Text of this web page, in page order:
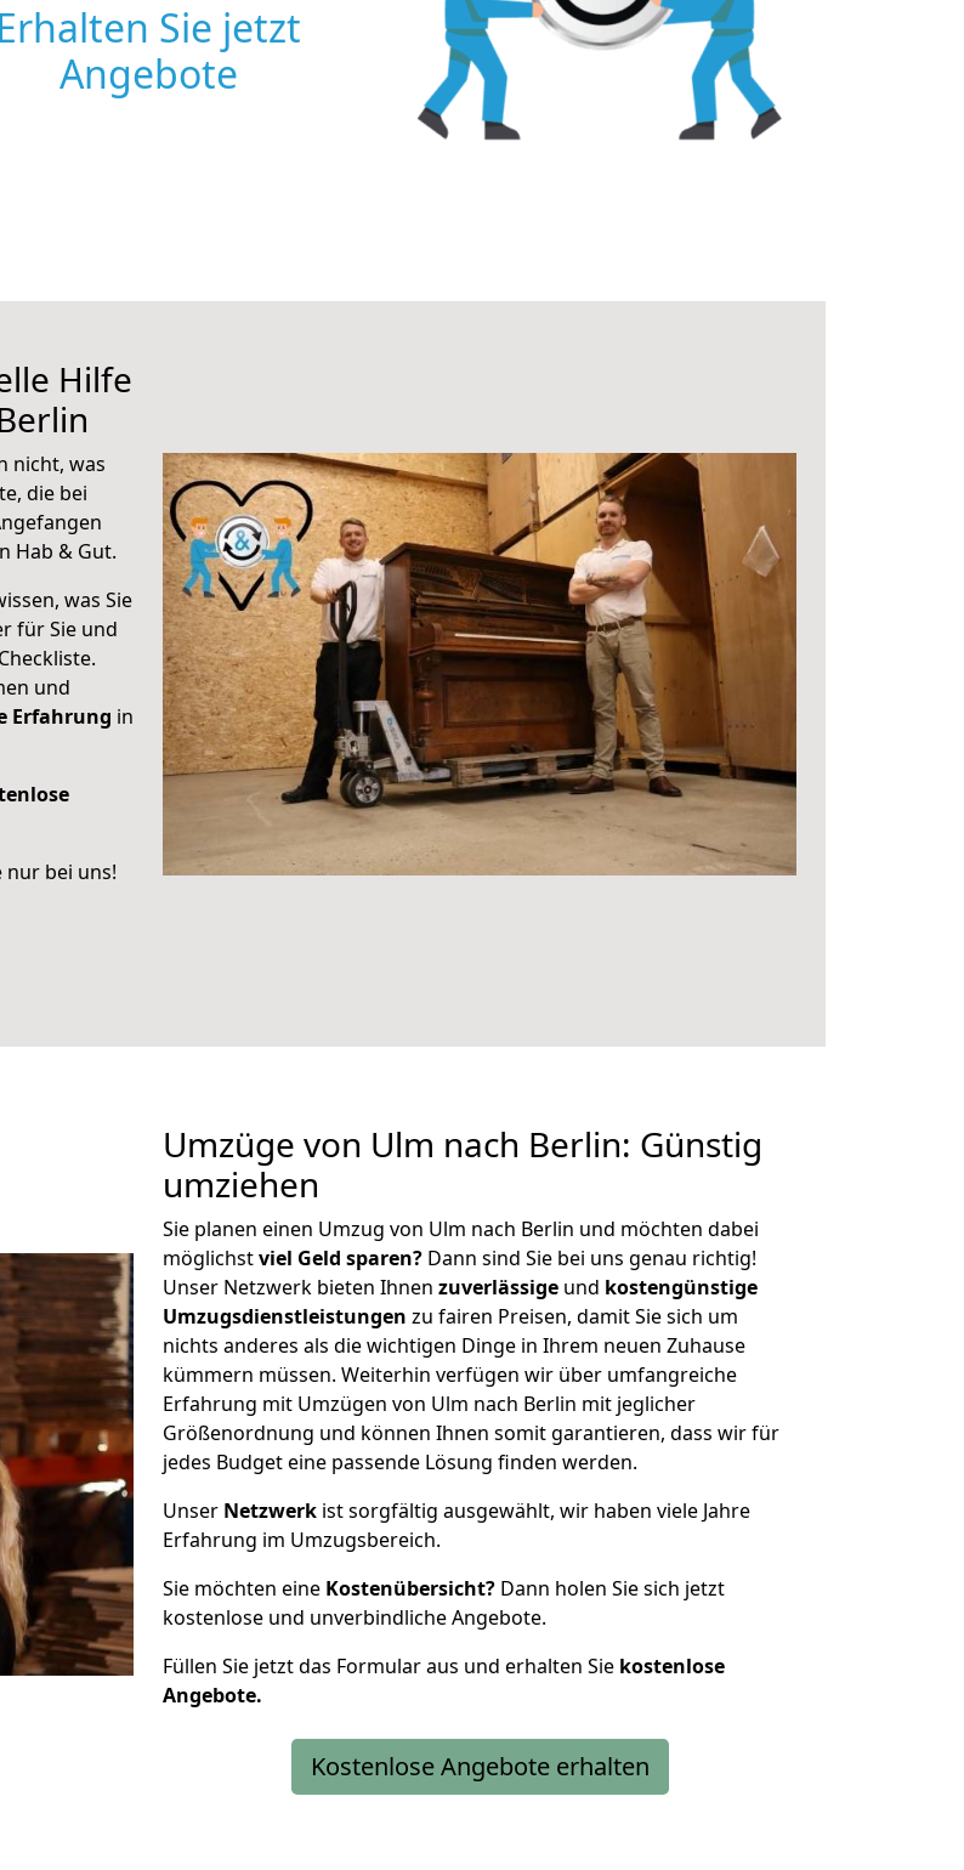
Erhalten Sie jetzt
Angebote
Hilfe
nicht, was
die bei
Hab & Gut.
was Sie
für Sie und
und
Erfahrung in
nur bei uns!
Umzüge von Ulm nach Berlin: Günstig
umziehen
Sie planen einen Umzug von Ulm nach Berlin und möchten dabei
möglichstviel Geld sparen? Dann sind Sie bei uns genau richtig!
Unser Netzwerk bieten Ihnen zuverlässige und kostengünstige
Umzugsdienstleistungen zu fairen Preisen, damit Sie sich um
nichts anderes als die wichtigen Dinge in Ihrem neuen Zuhause
kümmern müssen. Weiterhin verfügen wir über umfangreiche
Erfahrung mit Umzügen von Ulm nach Berlin mit jeglicher
Größenordnung und können Ihnen somit garantieren, dass wir für
jedes Budget eine passende Lösung finden werden.
Unser Netzwerk ist sorgfältig ausgewählt, wir haben viele Jahre
Erfahrung im Umzugsbereich.
Sie möchten eine Kostenübersicht? Dann holen Sie sich jetzt
kostenlose und unverbindliche Angebote.
Füllen Sie jetzt das Formular aus und erhalten Sie kostenlose
Angebote.
Kostenlose Angebote erhalten